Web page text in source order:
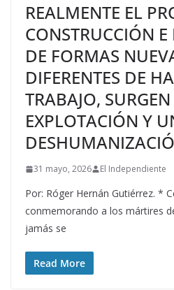
REALMENTE EL
CONSTRUCCIÓN
DE FORMAS
DIFERENTES DE
TRABAJO,
EXPLOTACIÓN Y
31 mayo, 2026 El Independiente
Por: Róger Hernán Gutiérrez. *
conmemorando a los mártires
jamás se
Read More